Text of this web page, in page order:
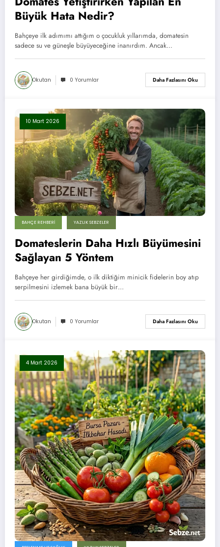
Büyük Hata Nedir?
Bahçeye ilk adımımı attığım o çocukluk yıllarımda, domatesin
sadece su ve güneşle büyüyeceğine inanırdım. Ancak…
Okutan 0 Yorumlar Daha Fazlasını Oku
10 Mart 2026
BAHÇE REHBERI YAZLIK SEBZELER
Domateslerin Daha Hızlı Büyümesini
Sağlayan 5 Yöntem
Bahçeye her girdiğimde, o ilk diktiğim minicik fidelerin boy atıp
serpilmesini izlemek bana büyük bir…
Okutan 0 Yorumlar Daha Fazlasını Oku
4 Mart 2026